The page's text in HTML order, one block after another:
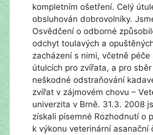
kompletním ošetření. Celý
obsluhován dobrovolníky.
Osvědčení o odborné
odchyt toulavých a
zacházení s nimi, včetně péče
útulcích pro zvířata, a pro sběr
neškodné odstraňování
zvířat v zájmovém chovu –
univerzita v Brně. 31.3. 2008
získali písemné Rozhodnutí o
k výkonu veterinární asanační